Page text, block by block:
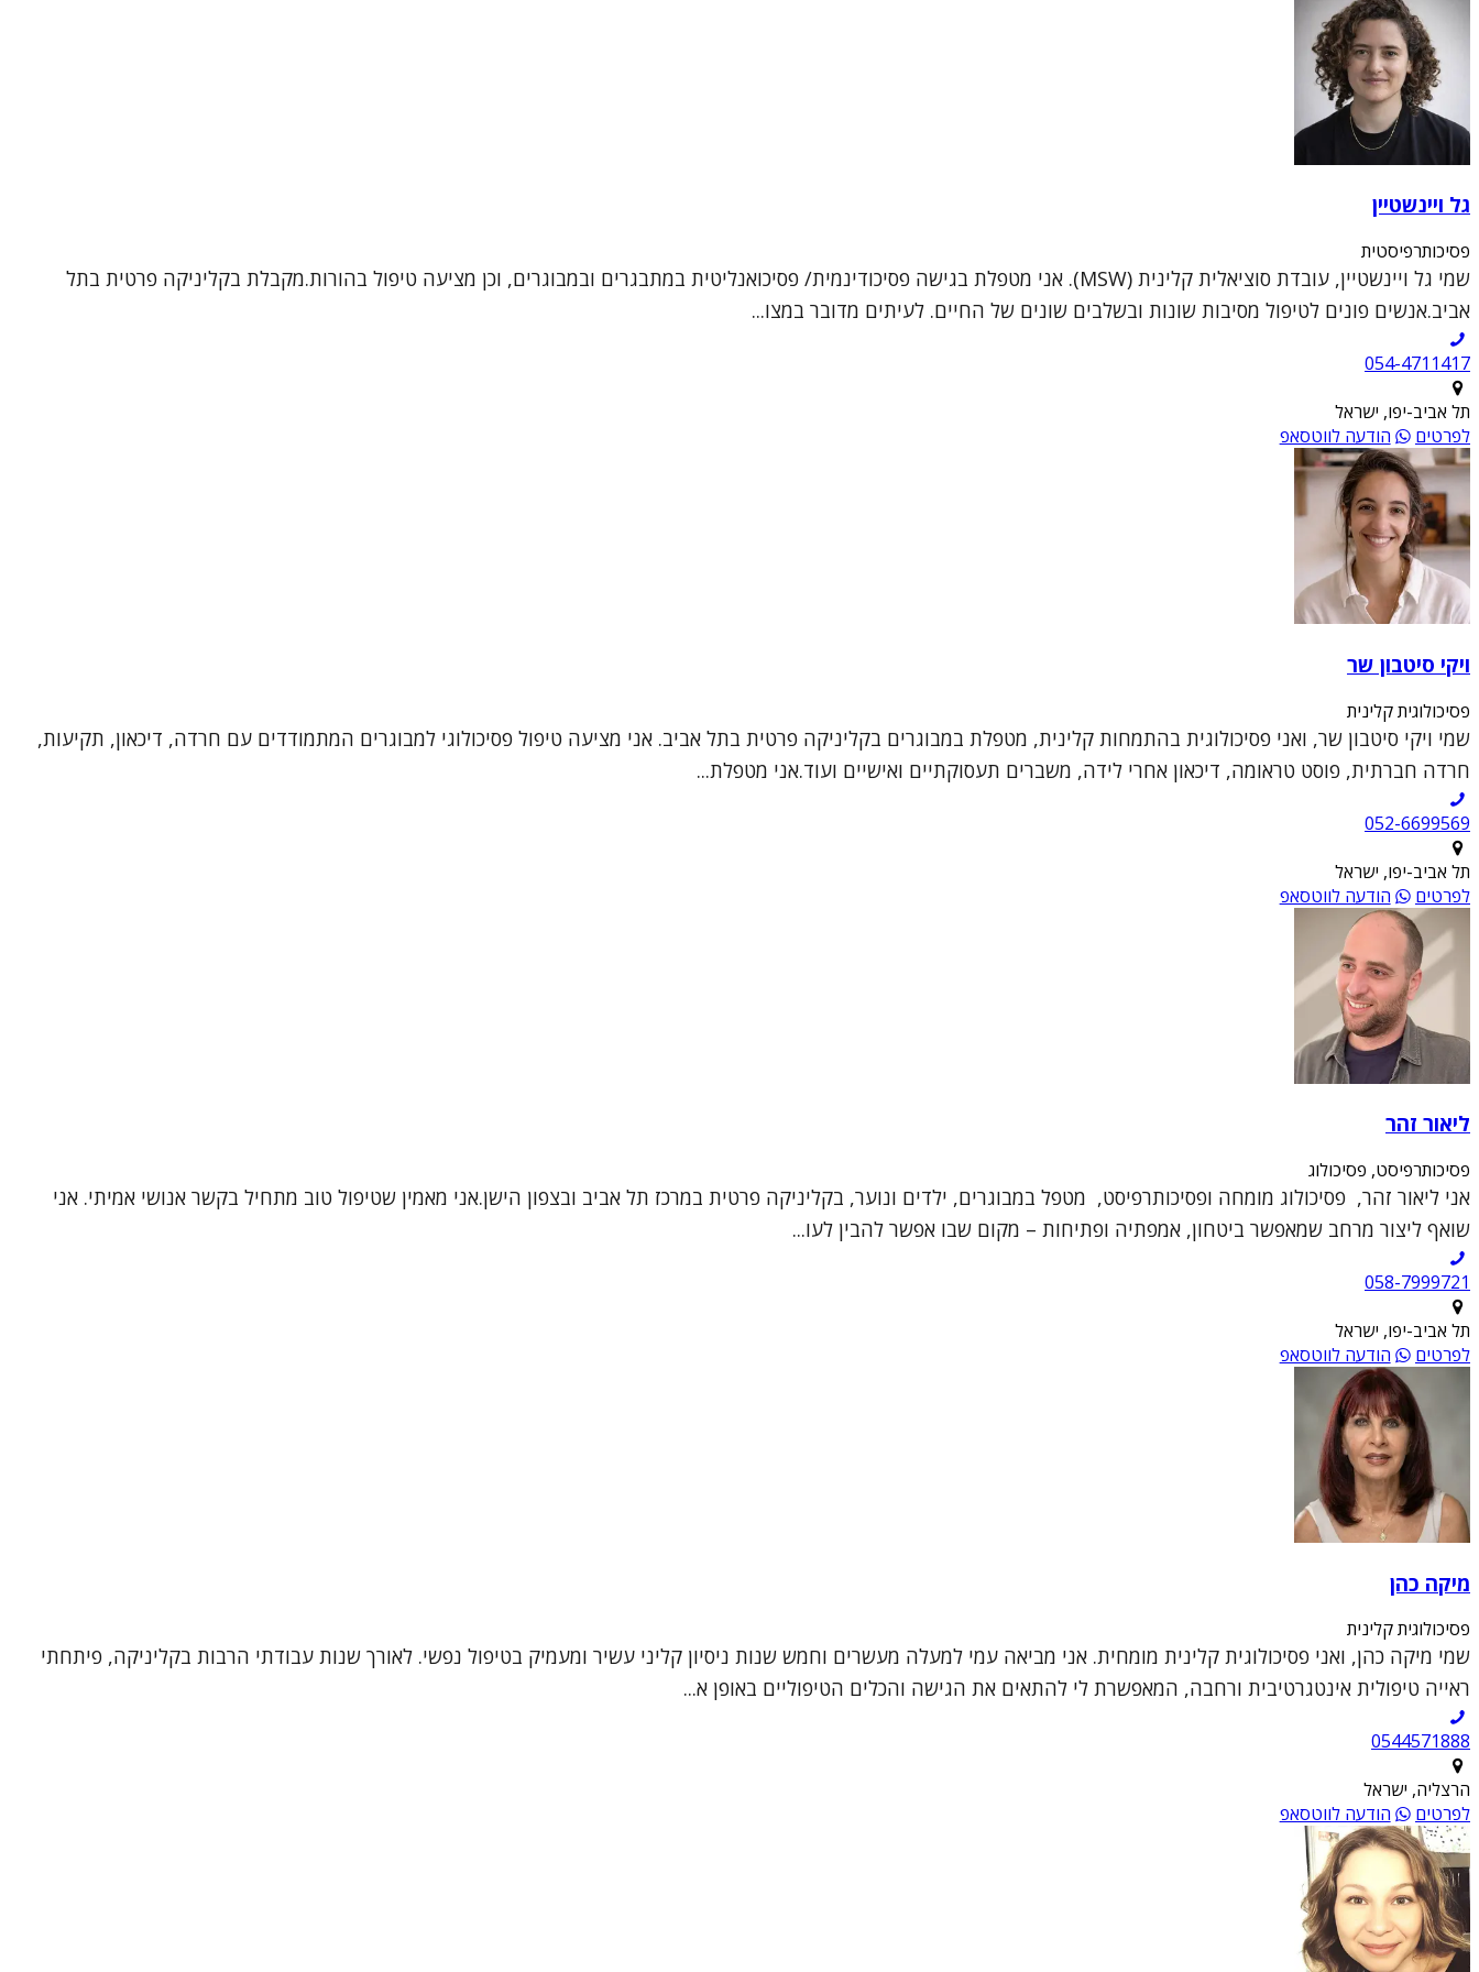
גל ויינשטיין
פסיכותרפיסטית
שמי גל ויינשטיין, עובדת סוציאלית קלינית (MSW). אני מטפלת בגישה פסיכודינמית/ פסיכואנליטית במתבגרים ובמבוגרים, וכן מציעה טיפול בהורות.מקבלת בקליניקה פרטית בתל
אביב.אנשים פונים לטיפול מסיבות שונות ובשלבים שונים של החיים. לעיתים מדובר במצו...
054-4711417
תל אביב-יפו, ישראל
לפרטים
הודעה לווטסאפ
ויקי סיטבון שר
פסיכולוגית קלינית
שמי ויקי סיטבון שר, ואני פסיכולוגית בהתמחות קלינית, מטפלת במבוגרים בקליניקה פרטית בתל אביב. אני מציעה טיפול פסיכולוגי למבוגרים המתמודדים עם חרדה, דיכאון, תקיעות,
חרדה חברתית, פוסט טראומה, דיכאון אחרי לידה, משברים תעסוקתיים ואישיים ועוד.אני מטפלת...
052-6699569
תל אביב-יפו, ישראל
לפרטים
הודעה לווטסאפ
ליאור זהר
פסיכותרפיסט, פסיכולוג
אני ליאור זהר, פסיכולוג מומחה ופסיכותרפיסט, מטפל במבוגרים, ילדים ונוער, בקליניקה פרטית במרכז תל אביב ובצפון הישן.אני מאמין שטיפול טוב מתחיל בקשר אנושי אמיתי. אני
שואף ליצור מרחב שמאפשר ביטחון, אמפתיה ופתיחות – מקום שבו אפשר להבין לעו...
תל אביב-יפו, ישראל
לפרטים
הודעה לווטסאפ
מיקה כהן
פסיכולוגית קלינית
שמי מיקה כהן, ואני פסיכולוגית קלינית מומחית. אני מביאה עמי למעלה מעשרים וחמש שנות ניסיון קליני עשיר ומעמיק בטיפול נפשי. לאורך שנות עבודתי הרבות בקליניקה, פיתחתי
ראייה טיפולית אינטגרטיבית ורחבה, המאפשרת לי להתאים את הגישה והכלים הטיפוליים באופן א...
0544571888
הרצליה, ישראל
לפרטים
הודעה לווטסאפ